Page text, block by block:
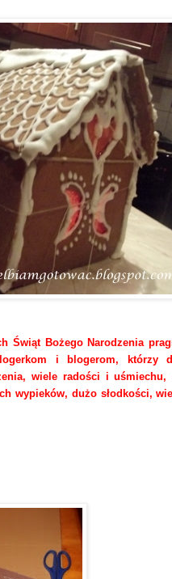
Świąt Bożego Narodzenia
i blogerom, którzy
wiele radości i
wypieków, dużo słodkości,